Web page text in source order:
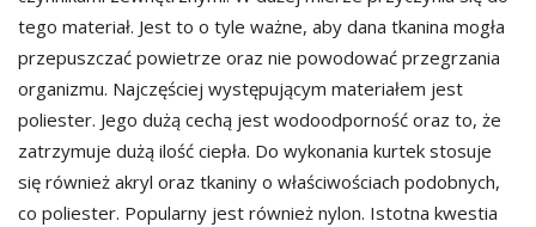
tego materiał. Jest to o tyle ważne, aby dana tkanina mogła
przepuszczać powietrze oraz nie powodować przegrzania
organizmu. Najczęściej występującym materiałem jest
poliester. Jego dużą cechą jest wodoodporność oraz to, że
zatrzymuje dużą ilość ciepła. Do wykonania kurtek stosuje
się również akryl oraz tkaniny o właściwościach podobnych,
co poliester. Popularny jest również nylon. Istotna kwestia